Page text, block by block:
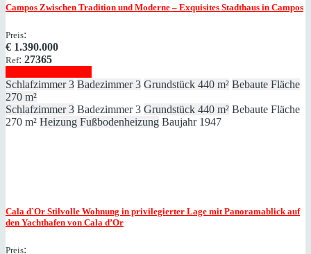
Campos Zwischen Tradition und Moderne – Exquisites Stadthaus in Campos
Preis:
€ 1.390.000
Ref: 27365
Schlafzimmer 3 Badezimmer 3 Grundstück 440 m² Bebaute Fläche
270 m²
Schlafzimmer 3 Badezimmer 3 Grundstück 440 m² Bebaute Fläche
270 m² Heizung Fußbodenheizung Baujahr 1947
Cala d`Or Stilvolle Wohnung in privilegierter Lage mit Panoramablick auf
den Yachthafen von Cala d’Or
Preis: